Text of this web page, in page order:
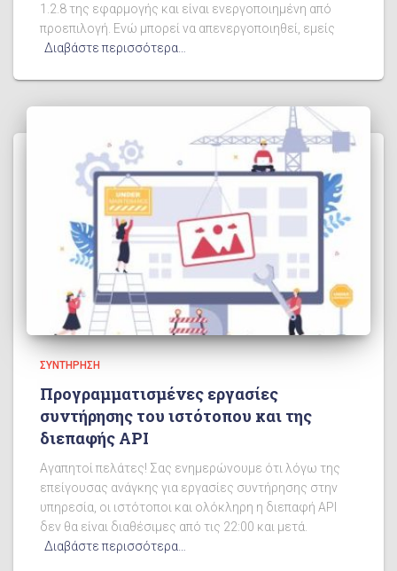
1.2.8 της εφαρμογής και είναι ενεργοποιημένη από
προεπιλογή. Ενώ μπορεί να απενεργοποιηθεί, εμείς
Διαβάστε περισσότερα…
ΣΥΝΤΉΡΗΣΗ
Προγραμματισμένες εργασίες
συντήρησης του ιστότοπου και της
διεπαφής API
Αγαπητοί πελάτες! Σας ενημερώνουμε ότι λόγω της
επείγουσας ανάγκης για εργασίες συντήρησης στην
υπηρεσία, οι ιστότοποι και ολόκληρη η διεπαφή API
δεν θα είναι διαθέσιμες από τις 22:00 και μετά.
Διαβάστε περισσότερα…